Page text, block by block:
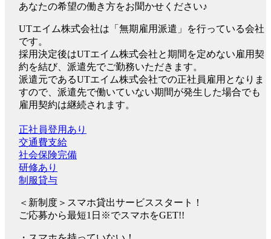
あなたの希望の働き方をお聞かせください♪
UTエイム株式会社は「無期雇用派遣」を行っている会社
です。
採用決定後はUTエイム株式会社と期間を定めない雇用契
約を結び、派遣先でご勤務いただきます。
派遣元であるUTエイム株式会社での正社員雇用となりま
すので、派遣先で働いていない期間が発生した場合でも
雇用契約は継続されます。
正社員登用あり
交通費支給
社会保険完備
研修あり
制服貸与
＜新制度＞スマホ貸出サービススタート！
ご応募から最短1日※でスマホをGET!!